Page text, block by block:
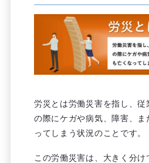
労災とは労働災害を指し、従
の際にケガや病気、障害、ま
ってしまう状況のことです。
この労働災害は、大きく分け